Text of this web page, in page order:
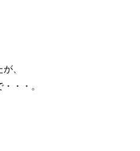
、
・・。